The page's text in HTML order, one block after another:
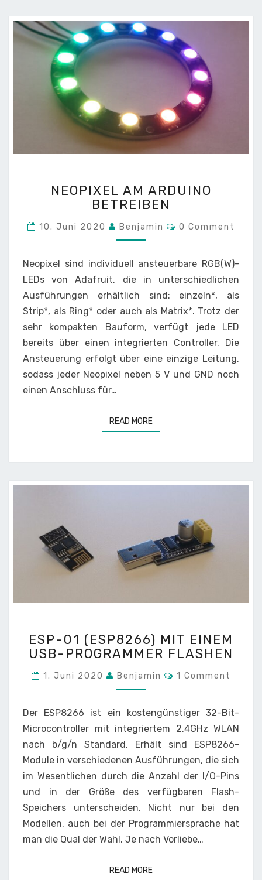
AM
ARDUINO
NEOPIXEL AM ARDUINO
BETREIBEN
10. Juni 2020 Benjamin Comments
0 Comment
Neopixel sind individuell ansteuerbare RGB(W)-
LEDs von Adafruit, die in unterschiedlichen
Ausführungen erhältlich sind: einzeln*, als
Strip*, als Ring* oder auch als Matrix*. Trotz der
sehr kompakten Bauform, verfügt jede LED
bereits über einen integrierten Controller. Die
Ansteuerung erfolgt über eine einzige Leitung,
sodass jeder Neopixel neben 5 V und GND noch
einen Anschluss für…
READ MOREREAD MORE
01
(ESP8266)
EINEM
USB-
FLASHEN
ESP-01 (ESP8266) MIT EINEM
USB-PROGRAMMER FLASHEN
1. Juni 2020 Benjamin Comments
1 Comment
Der ESP8266 ist ein kostengünstiger 32-Bit-
Microcontroller mit integriertem 2,4GHz WLAN
nach b/g/n Standard. Erhält sind ESP8266-
Module in verschiedenen Ausführungen, die sich
im Wesentlichen durch die Anzahl der I/O-Pins
und in der Größe des verfügbaren Flash-
Speichers unterscheiden. Nicht nur bei den
Modellen, auch bei der Programmiersprache hat
man die Qual der Wahl. Je nach Vorliebe…
READ MOREREAD MORE